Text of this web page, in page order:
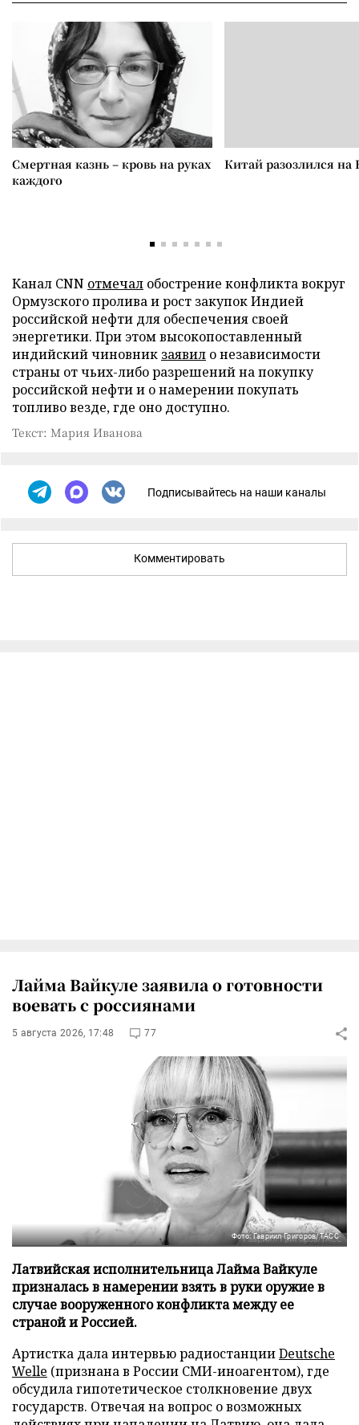
Смертная казнь – кровь на руках
каждого
Китай разозлился на
Канал CNN отмечал обострение конфликта вокруг
Ормузского пролива и рост закупок Индией
российской нефти для обеспечения своей
энергетики. При этом высокопоставленный
индийский чиновник заявил о независимости
страны от чьих-либо разрешений на покупку
российской нефти и о намерении покупать
топливо везде, где оно доступно.
Текст: Мария Иванова
Подписывайтесь на наши каналы
Комментировать
Лайма Вайкуле заявила о готовности
воевать с россиянами
5 августа 2026, 17:48 77
Фото: Гавриил Григоров/ТАСС
Латвийская исполнительница Лайма Вайкуле
призналась в намерении взять в руки оружие в
случае вооруженного конфликта между ее
страной и Россией.
Артистка дала интервью радиостанцииDeutsche
Welle (признана в России СМИ-иноагентом), где
обсудила гипотетическое столкновение двух
государств. Отвечая на вопрос о возможных